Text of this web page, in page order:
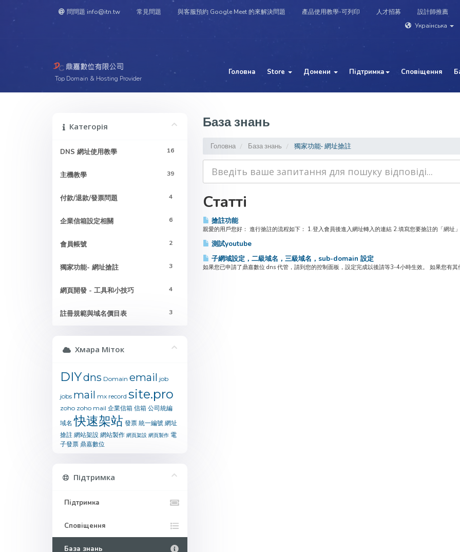
問問題 info@itn.tw 常見問題 與客服預約 Google Meet 的來解決問題 產品使用教學-可列印 人才招募
設計師推薦
Українська
Top Domain & Hosting Provider
Головна Store Домени Підтримка Сповіщення
База знань
Головна База знань 獨家功能- 網址搶註
Категорія
16
DNS 網址使用教學
39
主機教學
4
付款/退款/發票問題
6
企業信箱設定相關
2
會員帳號
3
獨家功能- 網址搶註
4
網頁開發 - 工具和小技巧
3
註冊規範與域名價目表
Статті
搶註功能
親愛的用戶您好： 進行搶註的流程如下： 1.登入會員後進入網址轉入的連結 2.填寫您要搶註的「網
測試youtube
子網域設定，二級域名，三級域名，sub-domain 設定
如果您已申請了鼎嘉數位 dns 代管，請到您的控制面板，設定完成以後請等3-4小時生效。 如果您有
Хмара Міток
DIYdns Domain email job
jobs mail mx record site.pro
zoho zoho mail 企業信箱 信箱 公司統編
域名 快速架站 發票 統一編號 網址
搶註 網站架設 網站製作 網頁架設 網頁製作 電
子發票 鼎嘉數位
Підтримка
Підтримка
Сповіщення
База знань